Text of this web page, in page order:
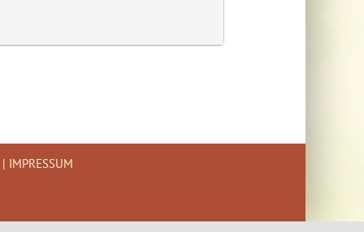
| IMPRESSUM